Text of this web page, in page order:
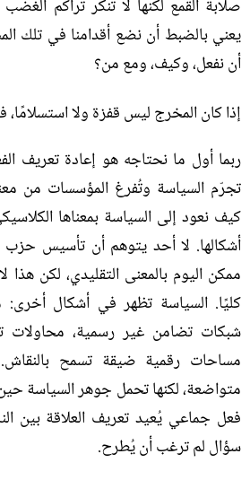
صلابة القمع لكنها لا تنكر تراكم
يعني بالضبط أن نضع أقدامنا في تلك
أن نفعل، وكيف، ومع من؟
إذا كان المخرج ليس قفزة ولا استسلامًا،
ربما أول ما نحتاجه هو إعادة تعريف
تجرّم السياسة وتُفرغ المؤسسات من
كيف نعود إلى السياسة بمعناها
أشكالها. لا أحد يتوهم أن تأسيس حزب
ممكن اليوم بالمعنى التقليدي، لكن هذا
كليًا. السياسة تظهر في أشكال أخرى:
شبكات تضامن غير رسمية، محاولات
مساحات رقمية ضيقة تسمح بالنقاش.
متواضعة، لكنها تحمل جوهر السياسة
فعل جماعي يُعيد تعريف العلاقة بين
سؤال لم ترغب أن يُطرح.